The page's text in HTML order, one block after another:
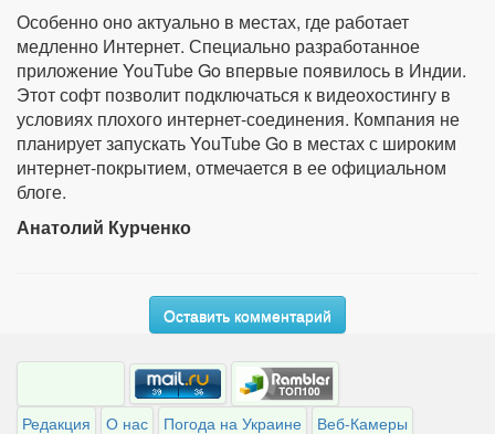
Особенно оно актуально в местах, где работает
медленно Интернет. Специально разработанное
приложение YouTube Go впервые появилось в Индии.
Этот софт позволит подключаться к видеохостингу в
условиях плохого интернет-соединения. Компания не
планирует запускать YouTube Go в местах с широким
интернет-покрытием, отмечается в ее официальном
блоге.
Анатолий Курченко
Оставить комментарий
Редакция О нас Погода на Украине Веб-Камеры